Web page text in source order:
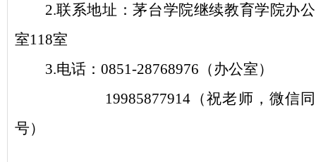
2.联系地址：茅台学院继续教育学院办公
室118室
3.电话： 0851-28768976（办公室）
19985877914（祝老师，微信同
号）